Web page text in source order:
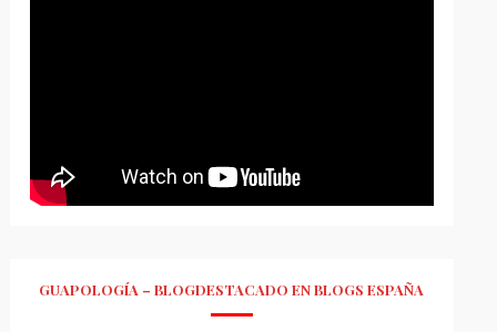
GUAPOLOGÍA – BLOGDESTACADO EN BLOGS ESPAÑA